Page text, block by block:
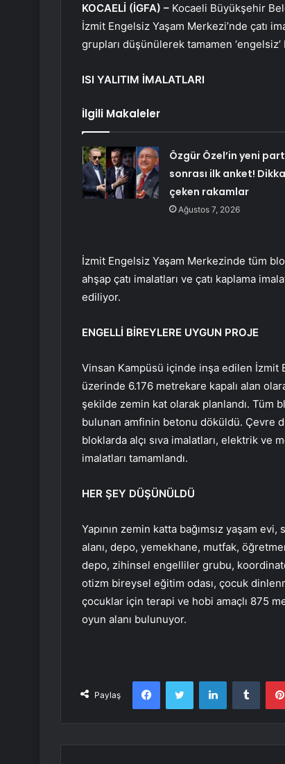
KOCAELİ (İGFA) – Kocaeli Büyükşehir
İzmit Engelsiz Yaşam Merkezi’nde çatı
grupları düşünülerek tamamen
ISI YALITIM İMALATLARI
İlgili Makaleler
Özgür Özel’in yeni
sonrası ilk anket!
çeken rakamlar
Ağustos 7, 2026
İzmit Engelsiz Yaşam Merkezinde tüm
ahşap çatı imalatları ve çatı kaplama
ediliyor.
ENGELLİ BİREYLERE UYGUN PROJE
Vinsan Kampüsü içinde inşa edilen İzmit
üzerinde 6.176 metrekare kapalı alan
şekilde zemin kat olarak planlandı. Tüm
bulunan amfinin betonu döküldü. Çevre
bloklarda alçı sıva imalatları, elektrik ve
imalatları tamamlandı.
HER ŞEY DÜŞÜNÜLDÜ
Yapının zemin katta bağımsız yaşam
alanı, depo, yemekhane, mutfak,
depo, zihinsel engelliler grubu,
otizm bireysel eğitim odası, çocuk
çocuklar için terapi ve hobi amaçlı 875
oyun alanı bulunuyor.
Paylaş
FacebookTwitter LinkedIn